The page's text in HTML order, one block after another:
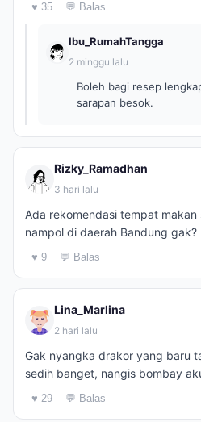
♥ 35 💬 Balas
Ibu_RumahTangga
2 minggu lalu
Boleh bagi resep
sarapan besok.
Rizky_Ramadhan
3 hari lalu
Ada rekomendasi tempat
nampol di daerah Bandung gak?
♥ 9 💬 Balas
Lina_Marlina
2 hari lalu
Gak nyangka drakor yang baru
sedih banget, nangis bombay
♥ 29 💬 Balas